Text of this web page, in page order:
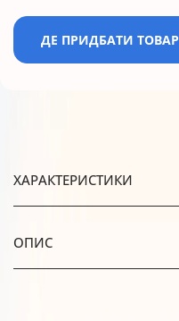
ДЕ ПРИДБАТИ ТОВАР
ХАРАКТЕРИСТИКИ
ОПИС